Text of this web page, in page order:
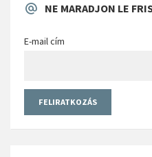
NE MARADJON LE
E-mail cím